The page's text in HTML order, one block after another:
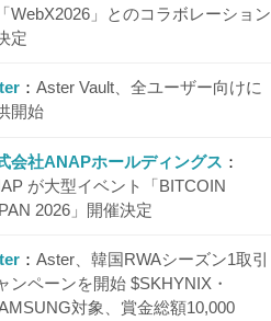
WebX2026」とのコラボレーション
定
Aster Vault、全ユーザー向けに
開始
会社ANAPホールディングス
が大型イベント「BITCOIN
2026」開催決定
Aster、韓国RWAシーズン1取引
ンペーンを開始 $SKHYNIX・
対象、賞金総額10,000